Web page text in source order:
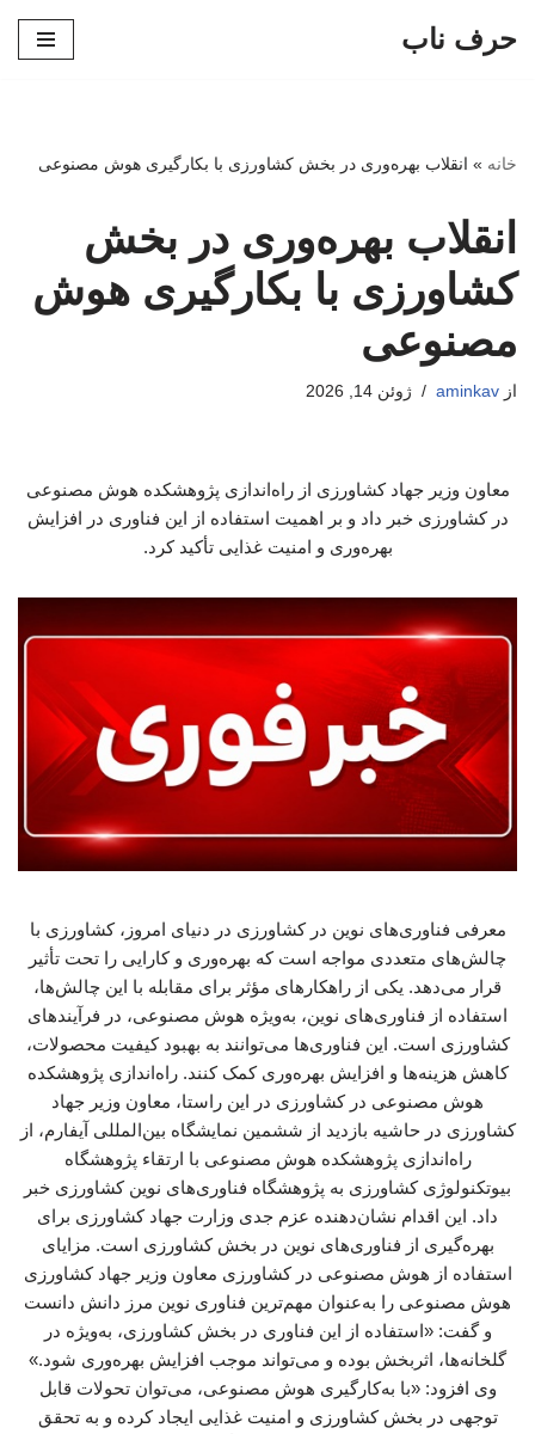
حرف ناب
خانه » انقلاب بهره‌وری در بخش کشاورزی با بکارگیری هوش مصنوعی
انقلاب بهره‌وری در بخش
کشاورزی با بکارگیری هوش
مصنوعی
از aminkav ژوئن 14, 2026
معاون وزیر جهاد کشاورزی از راه‌اندازی پژوهشکده هوش مصنوعی
در کشاورزی خبر داد و بر اهمیت استفاده از این فناوری در افزایش
بهره‌وری و امنیت غذایی تأکید کرد.
معرفی فناوری‌های نوین در کشاورزی در دنیای امروز، کشاورزی با
چالش‌های متعددی مواجه است که بهره‌وری و کارایی را تحت تأثیر
قرار می‌دهد. یکی از راهکارهای مؤثر برای مقابله با این چالش‌ها،
استفاده از فناوری‌های نوین، به‌ویژه هوش مصنوعی، در فرآیندهای
کشاورزی است. این فناوری‌ها می‌توانند به بهبود کیفیت محصولات،
کاهش هزینه‌ها و افزایش بهره‌وری کمک کنند. راه‌اندازی پژوهشکده
هوش مصنوعی در کشاورزی در این راستا، معاون وزیر جهاد
کشاورزی در حاشیه بازدید از ششمین نمایشگاه بین‌المللی آیفارم، از
راه‌اندازی پژوهشکده هوش مصنوعی با ارتقاء پژوهشگاه
بیوتکنولوژی کشاورزی به پژوهشگاه فناوری‌های نوین کشاورزی خبر
داد. این اقدام نشان‌دهنده عزم جدی وزارت جهاد کشاورزی برای
بهره‌گیری از فناوری‌های نوین در بخش کشاورزی است. مزایای
استفاده از هوش مصنوعی در کشاورزی معاون وزیر جهاد کشاورزی
هوش مصنوعی را به‌عنوان مهم‌ترین فناوری نوین مرز دانش دانست
و گفت: «استفاده از این فناوری در بخش کشاورزی، به‌ویژه در
گلخانه‌ها، اثربخش بوده و می‌تواند موجب افزایش بهره‌وری شود.»
وی افزود: «با به‌کارگیری هوش مصنوعی، می‌توان تحولات قابل
توجهی در بخش کشاورزی و امنیت غذایی ایجاد کرده و به تحقق